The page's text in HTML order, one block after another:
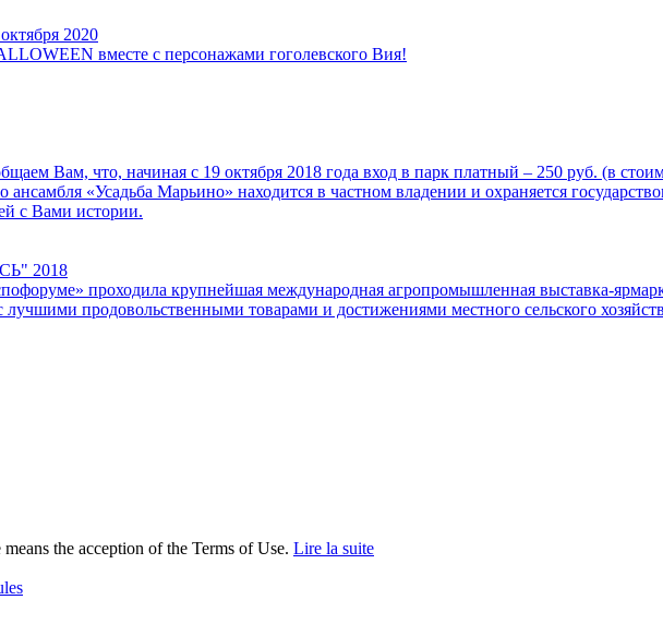
2020
вместе с персонажами гоголевского Вия!
Вам, что, начиная с 19 октября 2018 года вход в парк платный – 250 руб. (в
«Усадьба Марьино» находится в частном владении и охраняется
с Вами истории.
2018
проходила крупнейшая международная агропромышленная выставка-
продовольственными товарами и достижениями местного сельского
the acception of the Terms of Use. Lire la suite